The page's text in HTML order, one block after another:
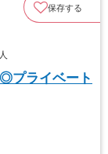
保存する
プライベート